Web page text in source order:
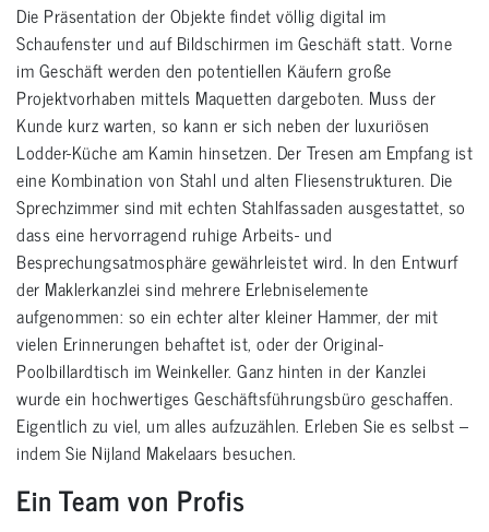
Die Präsentation der Objekte findet völlig digital im
Schaufenster und auf Bildschirmen im Geschäft statt. Vorne
im Geschäft werden den potentiellen Käufern große
Projektvorhaben mittels Maquetten dargeboten. Muss der
Kunde kurz warten, so kann er sich neben der luxuriösen
Lodder-Küche am Kamin hinsetzen. Der Tresen am Empfang ist
eine Kombination von Stahl und alten Fliesenstrukturen. Die
Sprechzimmer sind mit echten Stahlfassaden ausgestattet, so
dass eine hervorragend ruhige Arbeits- und
Besprechungsatmosphäre gewährleistet wird. In den Entwurf
der Maklerkanzlei sind mehrere Erlebniselemente
aufgenommen: so ein echter alter kleiner Hammer, der mit
vielen Erinnerungen behaftet ist, oder der Original-
Poolbillardtisch im Weinkeller. Ganz hinten in der Kanzlei
wurde ein hochwertiges Geschäftsführungsbüro geschaffen.
Eigentlich zu viel, um alles aufzuzählen. Erleben Sie es selbst –
indem Sie Nijland Makelaars besuchen.
Ein Team von Profis